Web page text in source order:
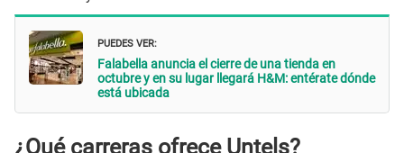
PUEDES VER:
Falabella anuncia el cierre de una tienda en
octubre y en su lugar llegará H&M: entérate dónde
está ubicada
¿Qué carreras ofrece Untels?